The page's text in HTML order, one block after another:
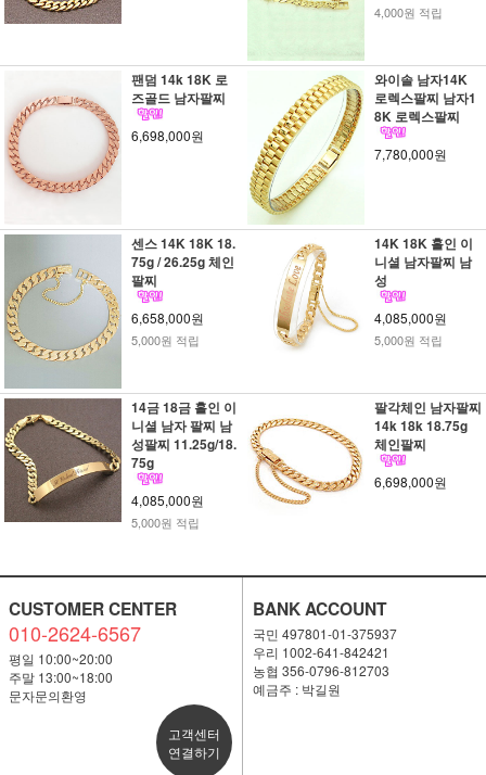
4,000원 적립
팬덤 14k 18K 로
즈골드 남자팔찌
6,698,000원
와이솔 남자14K
로렉스팔찌 남자1
8K 로렉스팔찌
7,780,000원
센스 14K 18K 18.
75g / 26.25g 체인
팔찌
6,658,000원
5,000원 적립
14K 18K 홀인 이
니셜 남자팔찌 남
성
4,085,000원
5,000원 적립
14금 18금 홀인 이
니셜 남자 팔찌 남
성팔찌 11.25g/18.
75g
4,085,000원
5,000원 적립
팔각체인 남자팔찌
14k 18k 18.75g
체인팔찌
6,698,000원
CUSTOMER CENTER
010-2624-6567
평일 10:00~20:00
주말 13:00~18:00
문자문의환영
고객센터
연결하기
BANK ACCOUNT
국민 497801-01-375937
우리 1002-641-842421
농협 356-0796-812703
예금주 : 박길원